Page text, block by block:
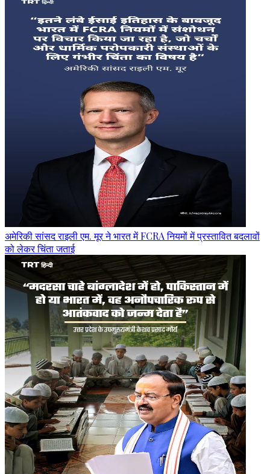
अमेरिकी सांसद राइली एम. मूर ने भारत में FCRA नियमों में प्रस्तावित बदलावों
को लेकर चिंता जताई